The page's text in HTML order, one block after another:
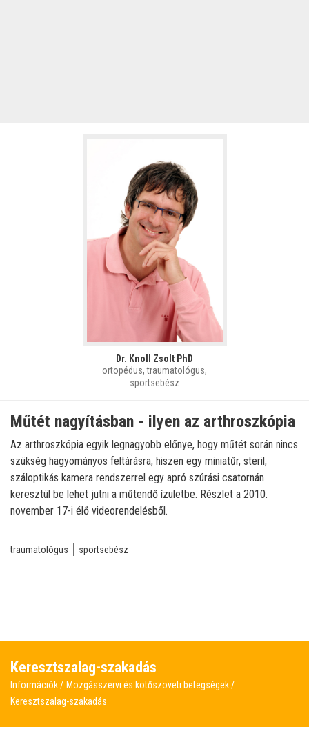
Dr. Knoll Zsolt PhD
ortopédus, traumatológus,
sportsebész
Műtét nagyításban - ilyen az arthroszkópia
Az arthroszkópia egyik legnagyobb előnye, hogy műtét során nincs
szükség hagyományos feltárásra, hiszen egy miniatűr, steril,
száloptikás kamera rendszerrel egy apró szúrási csatornán
keresztül be lehet jutni a műtendő ízületbe. Részlet a 2010.
november 17-i élő videorendelésből.
traumatológus sportsebész
Keresztszalag-szakadás
Információk
Mozgásszervi és kötőszöveti betegségek
Keresztszalag-szakadás